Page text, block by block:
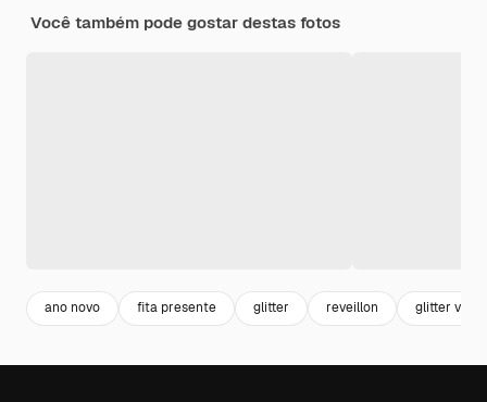
Você também pode gostar destas fotos
ano novo fita presente glitter reveillon glitter